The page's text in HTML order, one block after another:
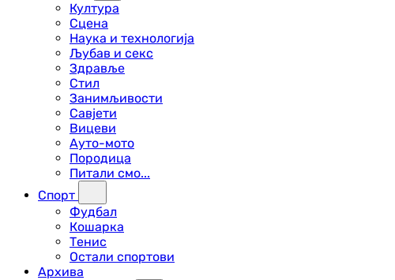
Култура
Сцена
Наука и технологија
Љубав и секс
Здравље
Стил
Занимљивости
Савјети
Вицеви
Ауто-мото
Породица
Питали смо...
Спорт
Фудбал
Кошарка
Тенис
Остали спортови
Архива